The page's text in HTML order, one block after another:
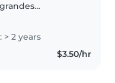
Tengo
bebés,
preescolares y
> 2 years
$3.50/hr